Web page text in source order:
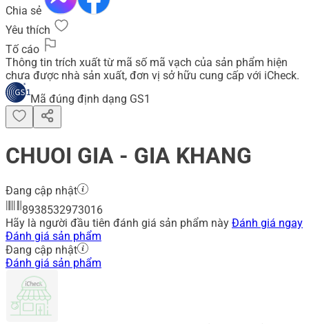
Chia sẻ
Yêu thích
Tố cáo
Thông tin trích xuất từ mã số mã vạch của sản phẩm hiện
chưa được nhà sản xuất, đơn vị sở hữu cung cấp với iCheck.
Mã đúng định dạng GS1
CHUOI GIA - GIA KHANG
Đang cập nhật
8938532973016
Hãy là người đầu tiên đánh giá sản phẩm này Đánh giá ngay
Đánh giá sản phẩm
Đang cập nhật
Đánh giá sản phẩm